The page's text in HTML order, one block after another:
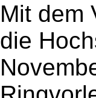
Mit dem
die